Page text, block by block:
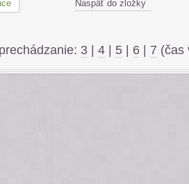
Naspäť do zložky
3 4 5 6 7 (čas